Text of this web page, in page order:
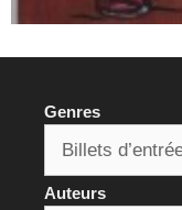
Genres
Auteurs